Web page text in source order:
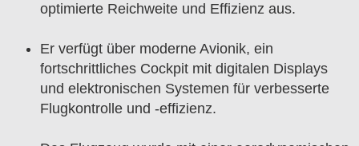
optimierte Reichweite und Effizienz aus.
Er verfügt über moderne Avionik, ein
fortschrittliches Cockpit mit digitalen Displays
und elektronischen Systemen für verbesserte
Flugkontrolle und -effizienz.